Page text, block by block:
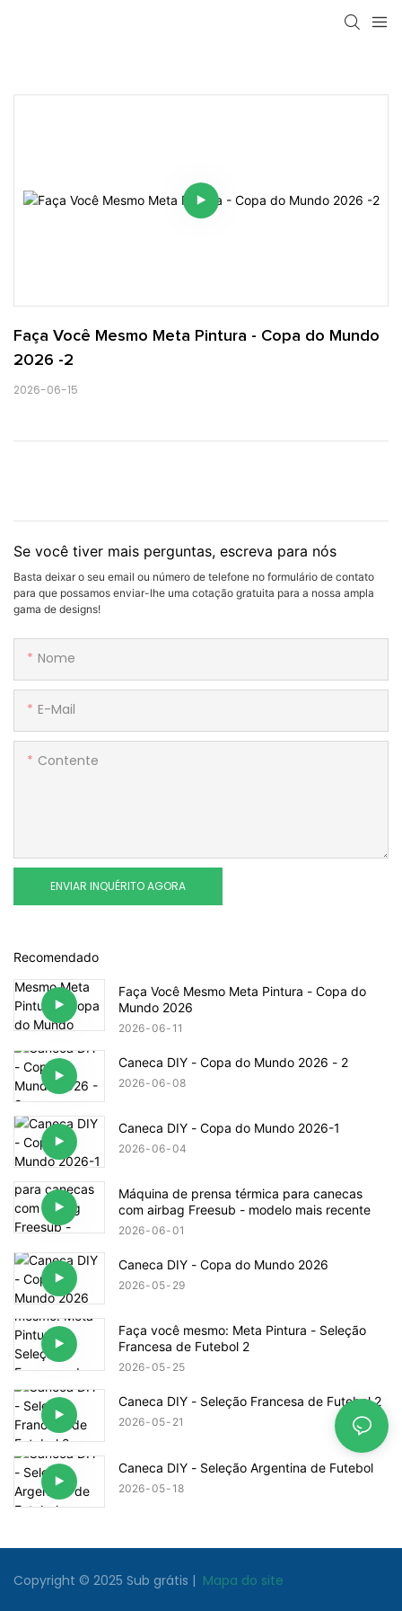
Faça Você Mesmo Meta Pintura - Copa do Mundo
2026 -2
2026-06-15
Se você tiver mais perguntas, escreva para nós
Basta deixar o seu email ou número de telefone no formulário de contato
para que possamos enviar-lhe uma cotação gratuita para a nossa ampla
gama de designs!
Nome
E-Mail
Contente
ENVIAR INQUÉRITO AGORA
Recomendado
Faça Você Mesmo Meta Pintura - Copa do
Mundo 2026
2026 06 11
Caneca DIY - Copa do Mundo 2026 - 2
2026 06 08
Caneca DIY - Copa do Mundo 2026-1
2026 06 04
Máquina de prensa térmica para canecas
com airbag Freesub - modelo mais recente
2026 06 01
Caneca DIY - Copa do Mundo 2026
2026 05 29
Faça você mesmo: Meta Pintura - Seleção
Francesa de Futebol 2
2026 05 25
Caneca DIY - Seleção Francesa de Futebol 2
2026 05 21
Caneca DIY - Seleção Argentina de Futebol
2026 05 18
Copyright © 2025 Sub grátis | Mapa do site